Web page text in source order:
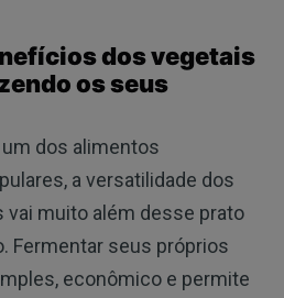
dos vegetais
os seus
dos alimentos
a versatilidade dos
muito além desse prato
Fermentar seus próprios
econômico e permite